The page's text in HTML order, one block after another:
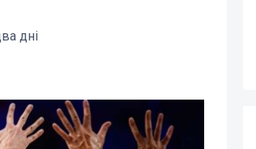
дні